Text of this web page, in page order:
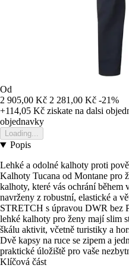
Od
2 905,00 Kč 2 281,00 Kč -21%
+114,05 Kč ziskate na dalsi
objednavky
Loading...
Popis
Lehké a odolné kalhoty proti
Kalhoty Tucana od Montane pro
kalhoty, které vás ochrání během
navrženy z robustní, elastické a
STRETCH s úpravou DWR bez
lehké kalhoty pro ženy mají slim
škálu aktivit, včetně turistiky a
Dvě kapsy na ruce se zipem a
praktické úložiště pro vaše
Klíčová část